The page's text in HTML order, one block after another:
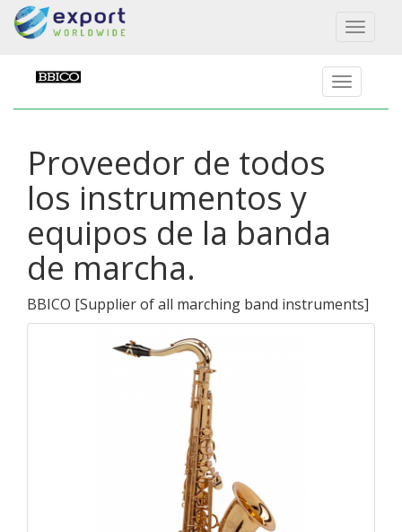
Toggle
Proveedor de todos
los instrumentos y
equipos de la banda
de marcha.
BBICO [Supplier of all marching band instruments]